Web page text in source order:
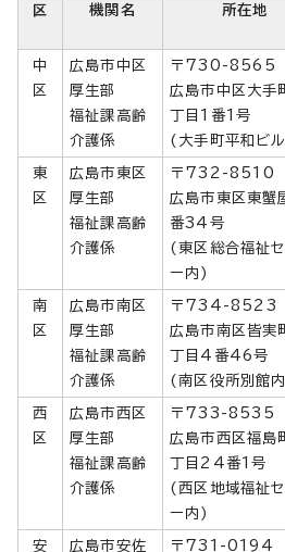
区 機関名 所在地
中
区
広島市中区
厚生部
福祉課高齢
介護係
〒730-8565
広島市中区大手
丁目1番1号
(大手町平和ビ
東
区
広島市東区
厚生部
福祉課高齢
介護係
〒732-8510
広島市東区東蟹
番34号
(東区総合福祉セ
ー内)
南
区
広島市南区
厚生部
福祉課高齢
介護係
〒734-8523
広島市南区皆実
丁目4番46号
(南区役所別館
西
区
広島市西区
厚生部
福祉課高齢
介護係
〒733-8535
広島市西区福島
丁目24番1号
(西区地域福祉セ
ー内)
安
広島市安佐
〒731-0194